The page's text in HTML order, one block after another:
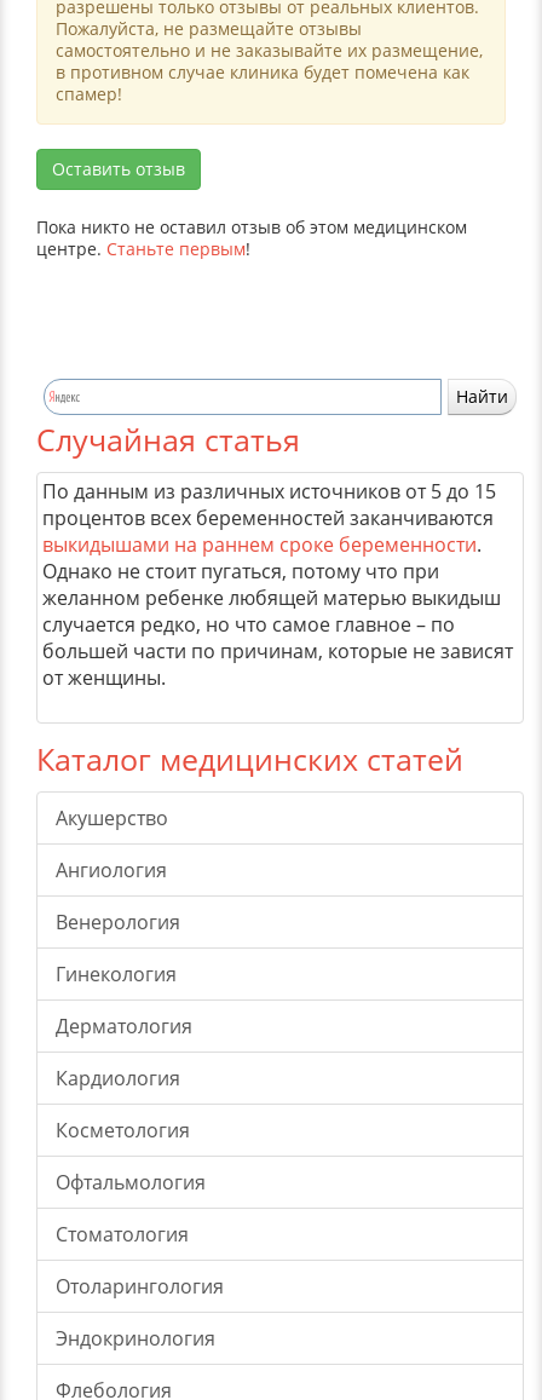
разрешены только отзывы от реальных клиентов.
Пожалуйста, не размещайте отзывы
самостоятельно и не заказывайте их размещение,
в противном случае клиника будет помечена как
спамер!
Оставить отзыв
Пока никто не оставил отзыв об этом медицинском
центре. Станьте первым!
Случайная статья
По данным из различных источников от 5 до 15
процентов всех беременностей заканчиваются
выкидышами на раннем сроке беременности.
Однако не стоит пугаться, потому что при
желанном ребенке любящей матерью выкидыш
случается редко, но что самое главное – по
большей части по причинам, которые не зависят
от женщины.
Каталог медицинских статей
Акушерство
Ангиология
Венерология
Гинекология
Дерматология
Кардиология
Косметология
Офтальмология
Стоматология
Отоларингология
Эндокринология
Флебология